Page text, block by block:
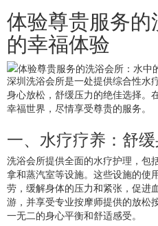
体验尊贵服务
的幸福体验
深圳洗浴会所是一处提供综合性水
身心放松，舒缓压力的绝佳选择。
幸福世界，尽情享受尊贵的服务。
一、水疗疗养：舒
洗浴会所提供全面的水疗护理，包
拿和蒸汽室等设施。这些设施的使
劳，缓解身体的压力和紧张，促进
游，并享受专业按摩师提供的放松
一无二的身心平衡和舒适感受。